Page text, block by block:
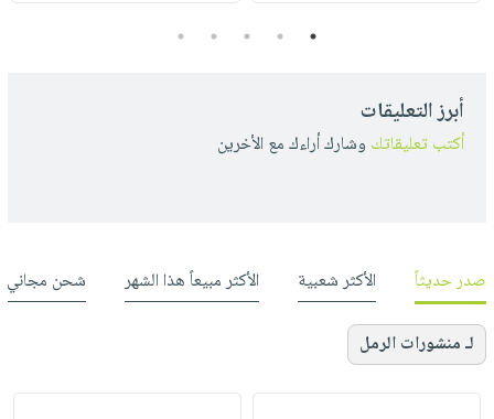
1
2
3
4
5
أبرز التعليقات
أكتب تعليقاتك وشارك أراءك مع الأخرين
صدر حديثاً الأكثر شعبية الأكثر مبيعاً هذا الشهر شحن مجاني
لـ منشورات الرمل